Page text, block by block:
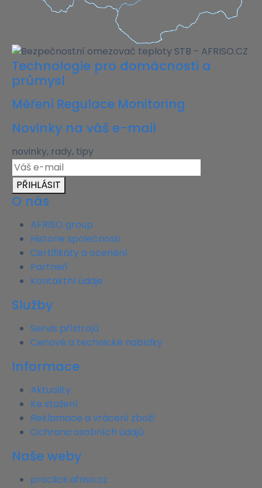
Technologie pro domácnosti a
průmysl
Měření Regulace Monitoring
Novinky na váš e-mail
novinky, rady, tipy
PŘIHLÁSIT
O nás
AFRISO group
Historie společnosti
Certifikáty a ocenění
Partneři
Kontaktní údaje
Služby
Servis přístrojů
Cenové a technické nabídky
Informace
Aktuality
Ke stažení
Reklamace a vrácení zboží
Ochrana osobních údajů
Naše weby
proclick.afriso.cz